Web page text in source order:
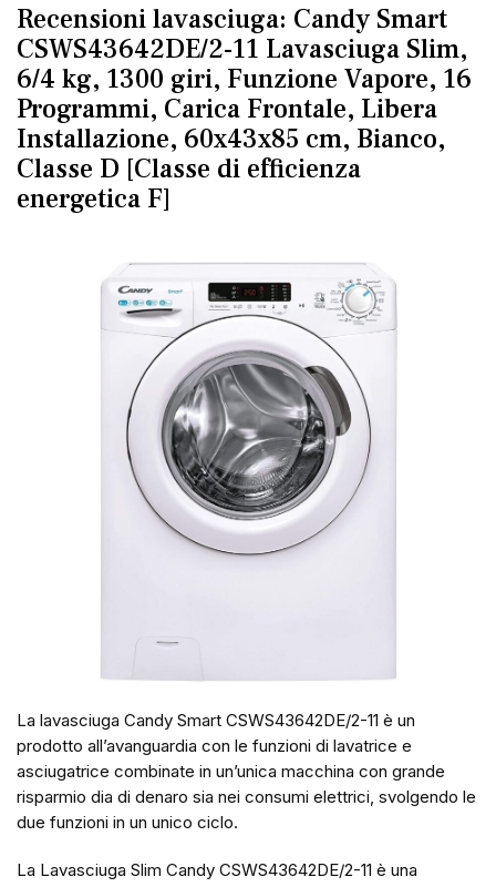
Recensioni lavasciuga: Candy Smart
CSWS43642DE/2-11 Lavasciuga Slim,
6/4 kg, 1300 giri, Funzione Vapore, 16
Programmi, Carica Frontale, Libera
Installazione, 60x43x85 cm, Bianco,
Classe D [Classe di efficienza
energetica F]
La lavasciuga Candy Smart CSWS43642DE/2-11 è un
prodotto all’avanguardia con le funzioni di lavatrice e
asciugatrice combinate in un’unica macchina con grande
risparmio dia di denaro sia nei consumi elettrici, svolgendo le
due funzioni in un unico ciclo.
La Lavasciuga Slim Candy CSWS43642DE/2-11 è una